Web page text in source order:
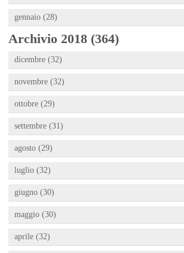
gennaio (28)
Archivio 2018 (364)
dicembre (32)
novembre (32)
ottobre (29)
settembre (31)
agosto (29)
luglio (32)
giugno (30)
maggio (30)
aprile (32)